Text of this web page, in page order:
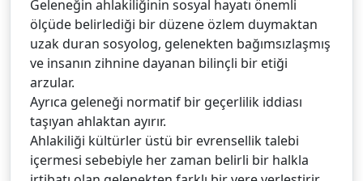
Geleneğin ahlakiliğinin sosyal hayatı önemli
ölçüde belirlediği bir düzene özlem duymaktan
uzak duran sosyolog, gelenekten bağımsızlaşmış
ve insanın zihnine dayanan bilinçli bir etiği
arzular.
Ayrıca geleneği normatif bir geçerlilik iddiası
taşıyan ahlaktan ayırır.
Ahlakiliği kültürler üstü bir evrensellik talebi
içermesi sebebiyle her zaman belirli bir halkla